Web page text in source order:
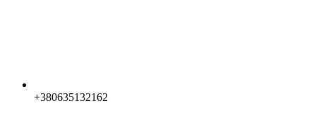
+380635132162